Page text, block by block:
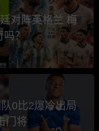
对阵英格兰 梅
吗？
0比2爆冷出局
门将